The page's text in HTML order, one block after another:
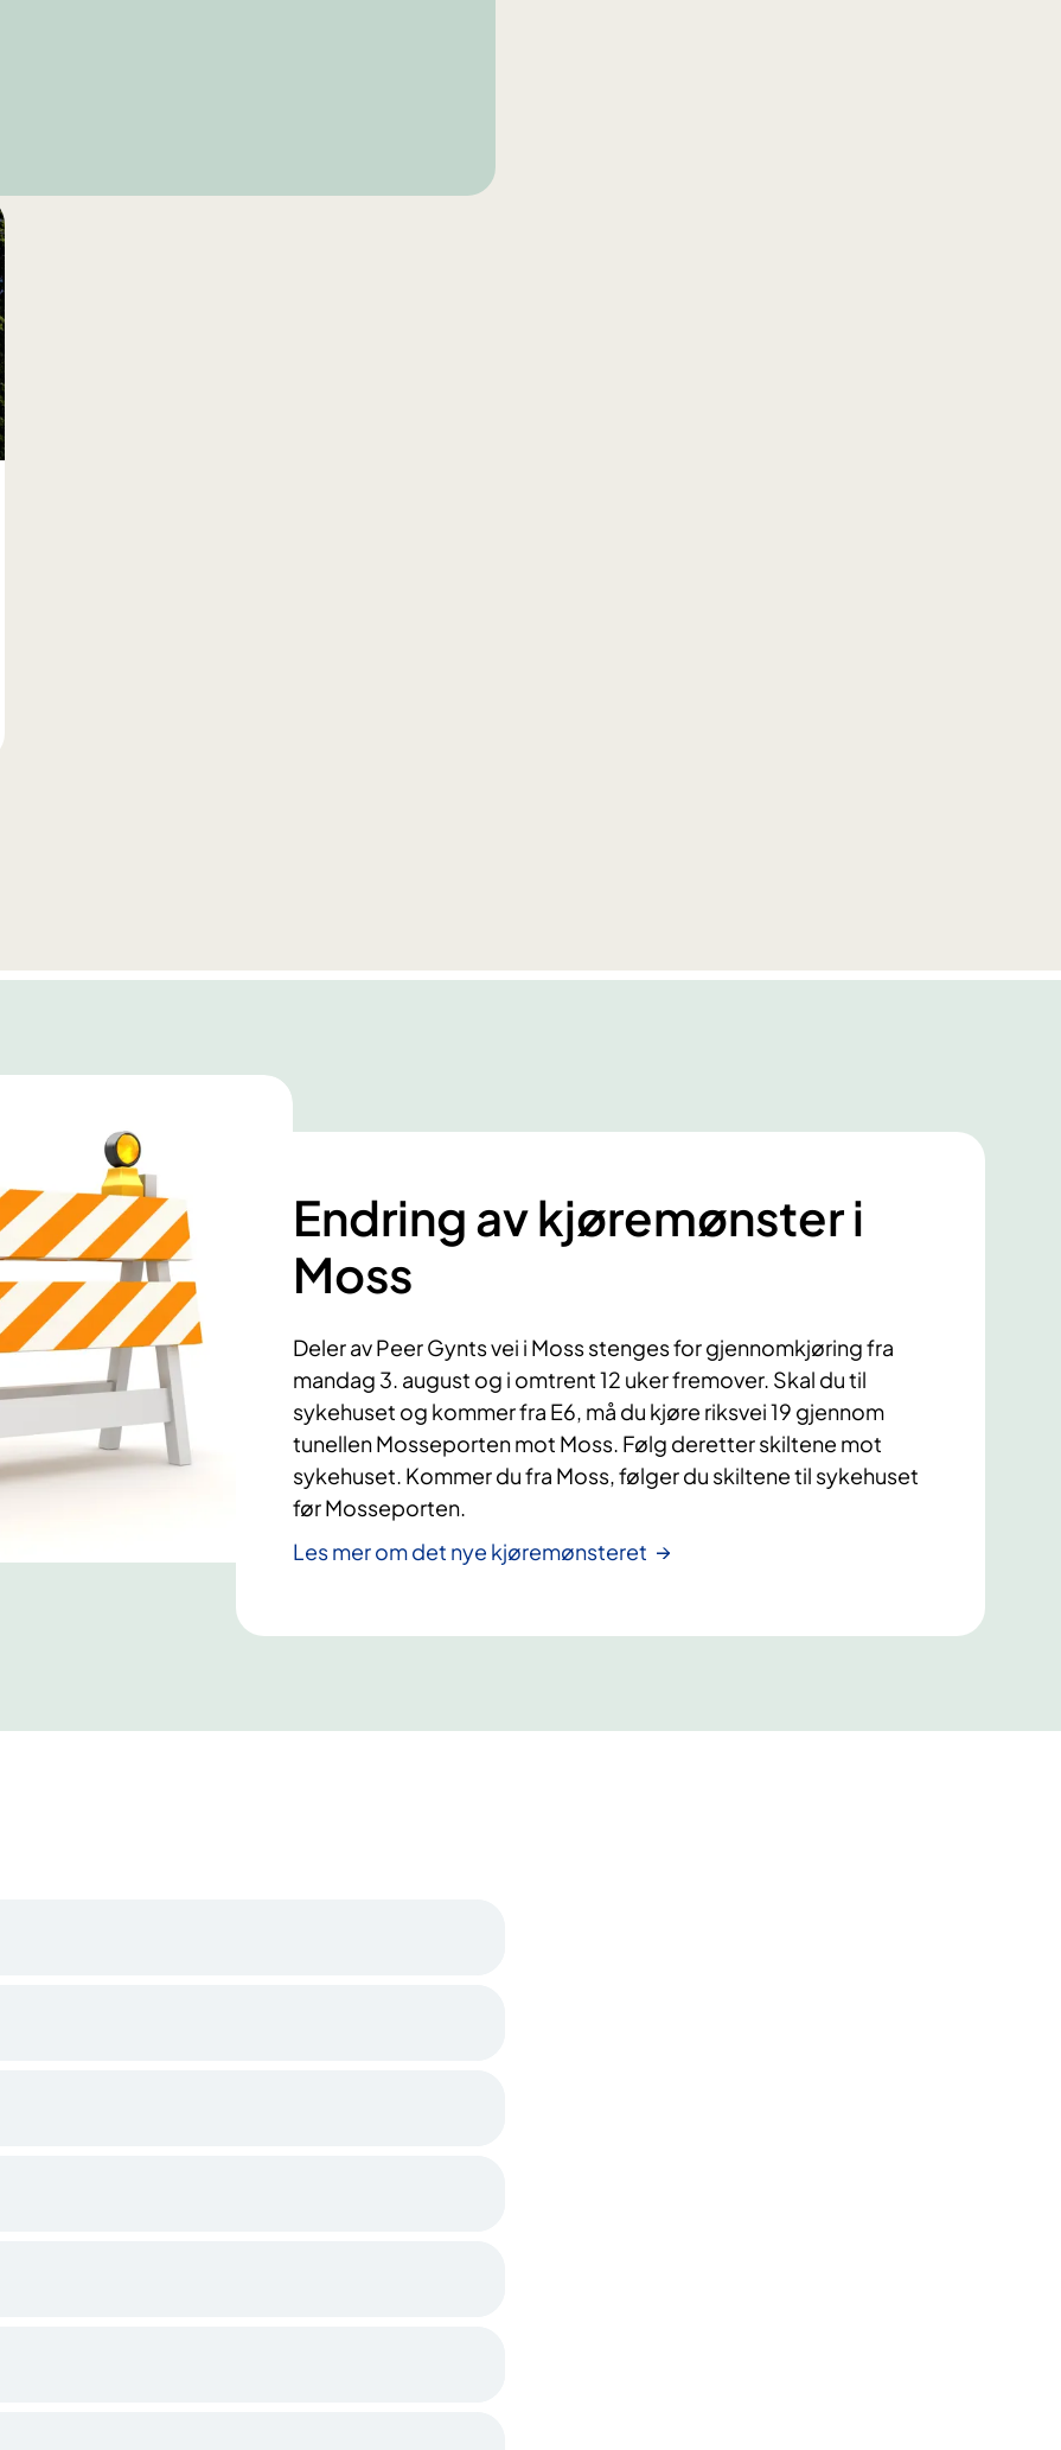
Endring av kjøremønster i
Moss
Deler av Peer Gynts vei i Moss stenges for gjennomkjøring fra
mandag 3. august og i omtrent 12 uker fremover. Skal du til
sykehuset og kommer fra E6, må du kjøre riksvei 19 gjennom
tunellen Mosseporten mot Moss. Følg deretter skiltene mot
sykehuset. Kommer du fra Moss, følger du skiltene til sykehuset
før Mosseporten.
Les mer om det nye kjøremønsteret